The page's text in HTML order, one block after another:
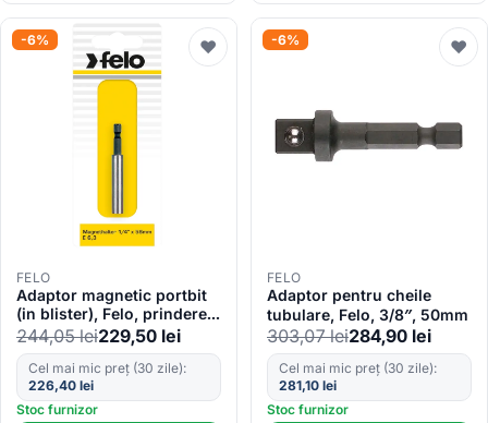
-6% ♥
FELO
Adaptor magnetic portbit
(in blister), Felo, prindere
E6.3, 58mm
244,05lei229,50 lei
Cel mai mic preț (30 zile):
226,40 lei
Stoc furnizor
-6% ♥
FELO
Adaptor pentru cheile
tubulare, Felo, 3/8″, 50mm
303,07lei284,90 lei
Cel mai mic preț (30 zile):
281,10 lei
Stoc furnizor